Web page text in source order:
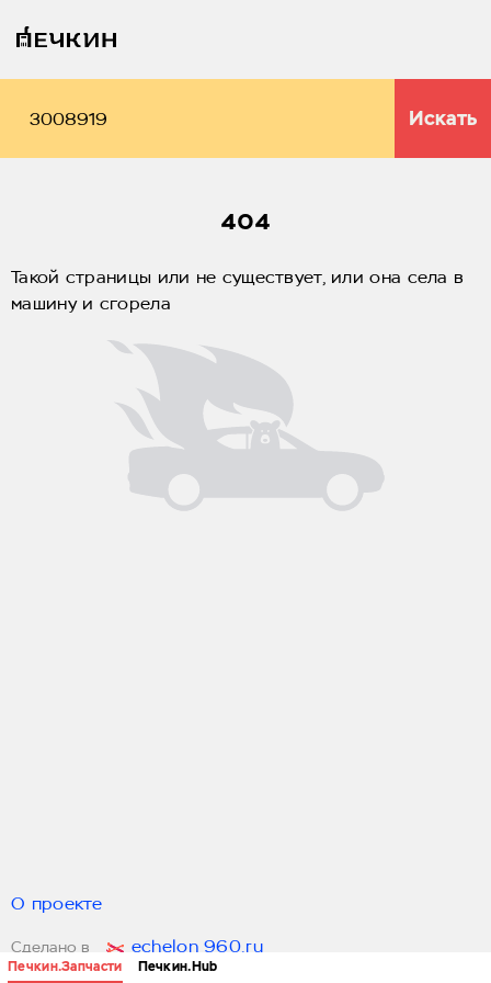
Печкин.Запчасти Печкин.Hub
Искать
404
Такой страницы или не существует, или она села в
машину и сгорела
О проекте
Сделано в echelon 960.ru